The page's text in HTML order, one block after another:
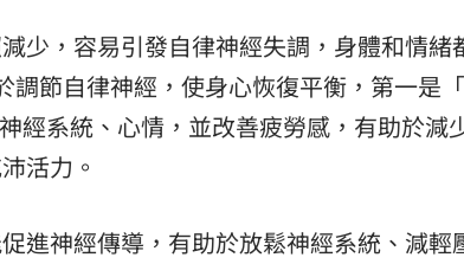
少，容易引發自律神經失調，身體和情緒
節自律神經，使身心恢復平衡，第一是
經系統、心情，並改善疲勞感，有助於減
活力。
進神經傳導，有助於放鬆神經系統、減輕